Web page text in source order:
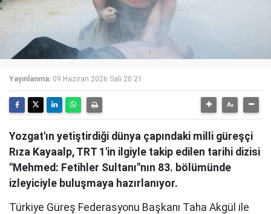
Yayınlanma: 09 Haziran 2026 Salı 20:21
Yozgat'ın yetiştirdiği dünya çapındaki milli güreşçi
Rıza Kayaalp, TRT 1'in ilgiyle takip edilen tarihi dizisi
"Mehmed: Fetihler Sultanı"nın 83. bölümünde
izleyiciyle buluşmaya hazırlanıyor.
Türkiye Güreş Federasyonu Başkanı Taha Akgül ile